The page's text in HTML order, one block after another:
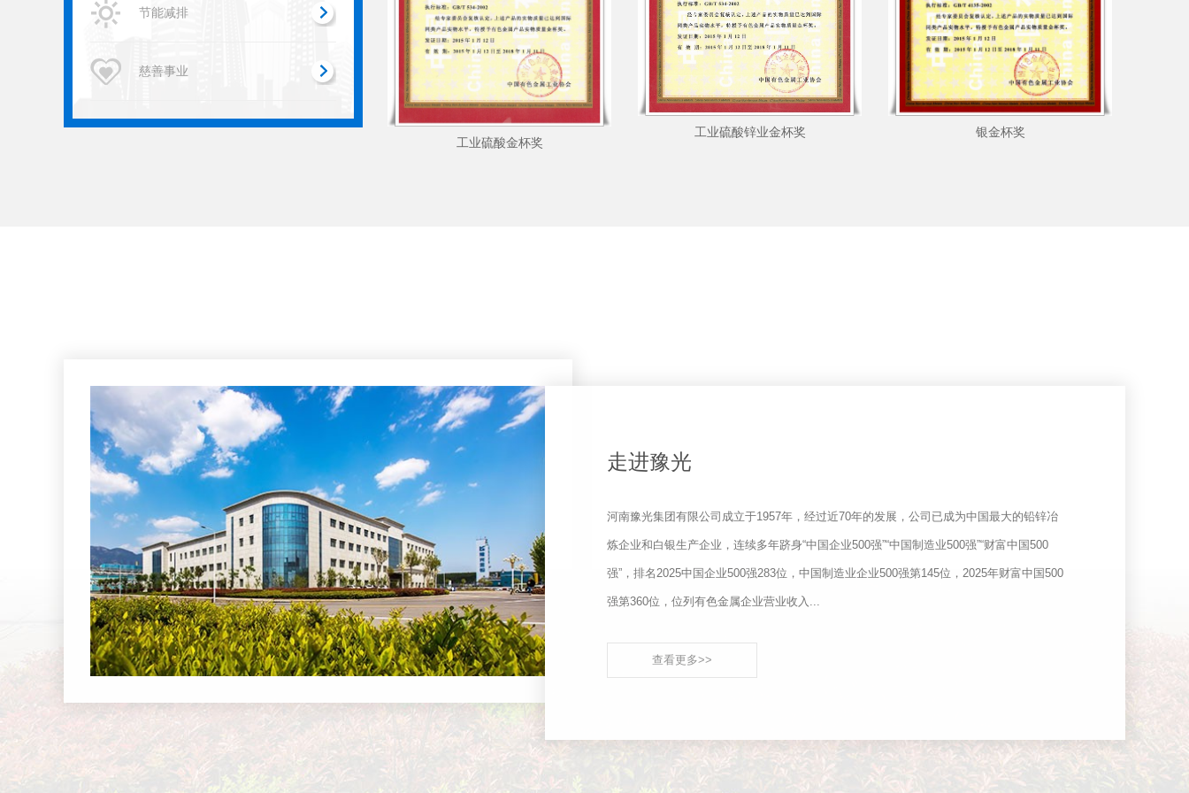
节能减排
慈善事业
工业硫酸金杯奖
工业硫酸锌业金杯奖 银金杯奖
走进豫光
河南豫光集团有限公司成立于1957年，经过近70年的发展，公司已成为中国最大的铅锌冶
炼企业和白银生产企业，连续多年跻身“中国企业500强”“中国制造业500强”“财富中国500
强”，排名2025中国企业500强283位，中国制造业企业500强第145位，2025年财富中国500
强第360位，位列有色金属企业营业收入...
查看更多>>